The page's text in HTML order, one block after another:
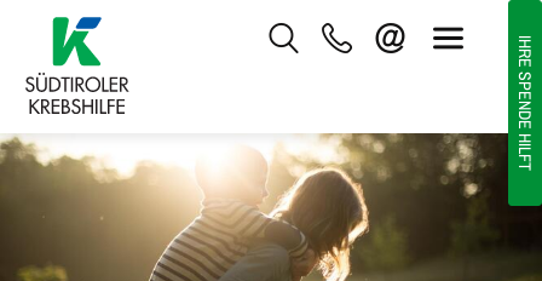
IHRE SPENDE HILFT